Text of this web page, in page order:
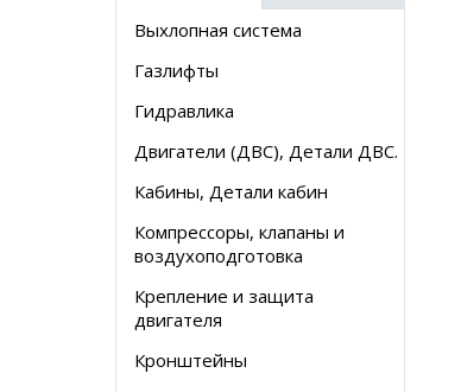
Выхлопная система
Газлифты
Гидравлика
Двигатели (ДВС), Детали ДВС.
Кабины, Детали кабин
Компрессоры, клапаны и
воздухоподготовка
Крепление и защита
двигателя
Кронштейны